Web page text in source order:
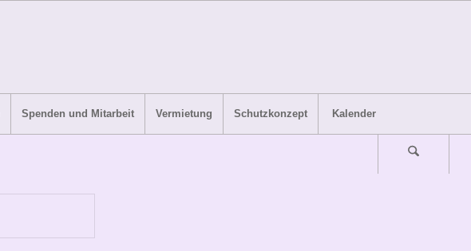
Spenden und Mitarbeit Vermietung Schutzkonzept Kalender